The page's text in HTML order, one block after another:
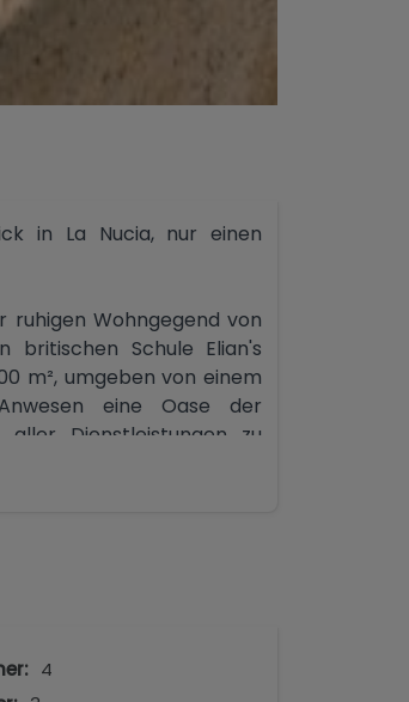
in La Nucia, nur einen
ruhigen Wohngegend von
britischen Schule Elian's
m², umgeben von einem
eine Oase der
Dienstleistungen zu
Zimmer bieten einen
die das Haus umgibt.
gepflegter Garten mit
Pool und mehrere
4